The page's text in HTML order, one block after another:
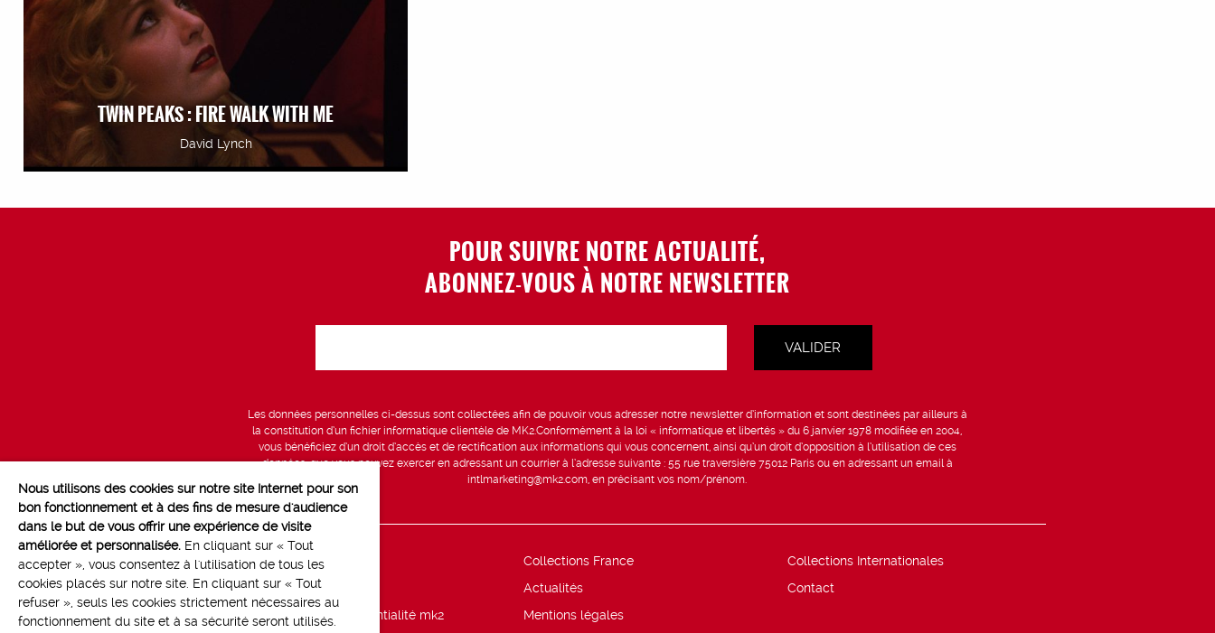
TWIN PEAKS : FIRE WALK WITH ME
David Lynch
POUR SUIVRE NOTRE ACTUALITÉ,
ABONNEZ-VOUS À NOTRE NEWSLETTER
Les données personnelles ci-dessus sont collectées afin de pouvoir vous adresser notre newsletter d’information et sont destinées par ailleurs à
la constitution d’un fichier informatique clientèle de MK2.Conformément à la loi « informatique et libertés » du 6 janvier 1978 modifiée en 2004,
vous bénéficiez d’un droit d’accès et de rectification aux informations qui vous concernent, ainsi qu’un droit d’opposition à l’utilisation de ces
données, que vous pouvez exercer en adressant un courrier à l’adresse suivante : 55 rue traversière 75012 Paris ou en adressant un email à
intlmarketing@mk2.com, en précisant vos nom/prénom.
Line up Collections France
Collections Internationales
Marchés
Actualités
Contact
Politique de confidentialité mk2
Mentions légales
Nous utilisons des cookies sur notre site Internet pour son
bon fonctionnement et à des fins de mesure d'audience
dans le but de vous offrir une expérience de visite
améliorée et personnalisée. En cliquant sur « Tout
accepter », vous consentez à l'utilisation de tous les
cookies placés sur notre site. En cliquant sur « Tout
refuser », seuls les cookies strictement nécessaires au
fonctionnement du site et à sa sécurité seront utilisés.